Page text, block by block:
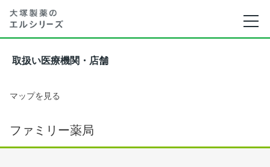
取扱い医療機関・店舗
マップを見る
ファミリー薬局